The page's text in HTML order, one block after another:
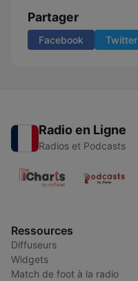
Partager
Facebook Twitter
Radio en Ligne
Radios et Podcasts
Ressources
Diffuseurs
Widgets
Match de foot à la radio